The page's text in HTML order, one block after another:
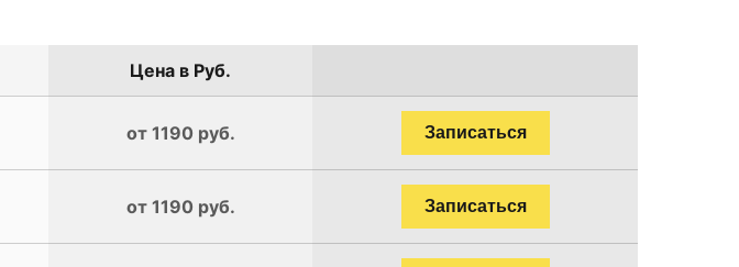
Цена в Руб.
от 1190 руб. Записаться
от 1190 руб. Записаться